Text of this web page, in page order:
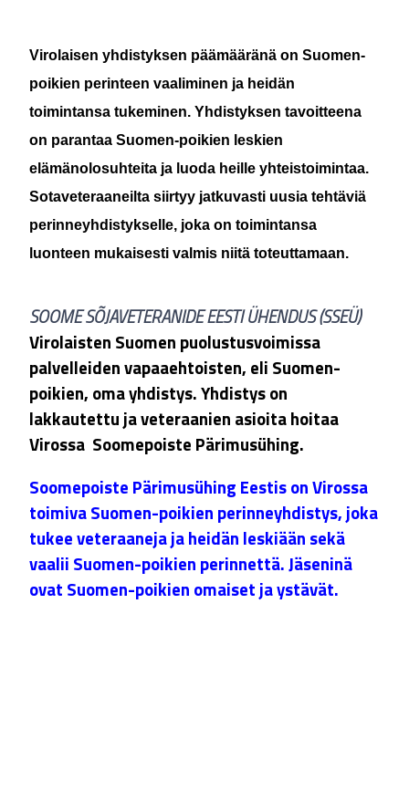
Virolaisen yhdistyksen päämääränä on Suomen-
poikien perinteen vaaliminen ja heidän
toimintansa tukeminen. Yhdistyksen tavoitteena
on parantaa Suomen-poikien leskien
elämänolosuhteita ja luoda heille yhteistoimintaa.
Sotaveteraaneilta siirtyy jatkuvasti uusia tehtäviä
perinneyhdistykselle, joka on toimintansa
luonteen mukaisesti valmis niitä toteuttamaan.
SOOME SÕJAVETERANIDE EESTI ÜHENDUS (SSEÜ)
Virolaisten Suomen puolustusvoimissa
palvelleiden vapaaehtoisten, eli Suomen-
poikien, oma yhdistys. Yhdistys on
lakkautettu ja veteraanien asioita hoitaa
Virossa Soomepoiste Pärimusühing.
Soomepoiste Pärimusühing Eestis on Virossa
toimiva Suomen-poikien perinneyhdistys, joka
tukee veteraaneja ja heidän leskiään sekä
vaalii Suomen-poikien perinnettä. Jäseninä
ovat Suomen-poikien omaiset ja ystävät.